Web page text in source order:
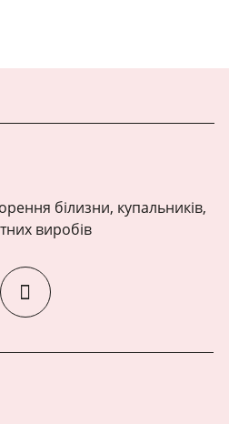
білизни, купальників,
виробів